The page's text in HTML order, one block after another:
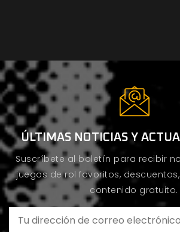
ÚLTIMAS NOTICIAS Y
Suscríbete al boletín para recibir
juegos de rol favoritos,
contenido gratuito.